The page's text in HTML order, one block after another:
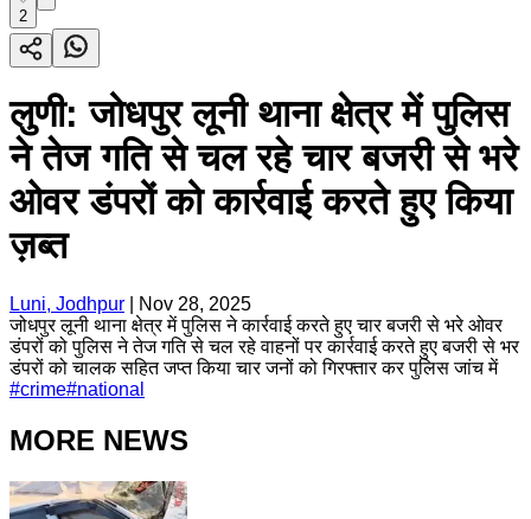
2
लुणी: जोधपुर लूनी थाना क्षेत्र में पुलिस
ने तेज गति से चल रहे चार बजरी से भरे
ओवर डंपरों को कार्रवाई करते हुए किया
ज़ब्त
Luni, Jodhpur
Nov 28, 2025
जोधपुर लूनी थाना क्षेत्र में पुलिस ने कार्रवाई करते हुए चार बजरी से भरे ओवर
डंपरों को पुलिस ने तेज गति से चल रहे वाहनों पर कार्रवाई करते हुए बजरी से भर
डंपरों को चालक सहित जप्त किया चार जनों को गिरफ्तार कर पुलिस जांच में
#crime#national
MORE NEWS